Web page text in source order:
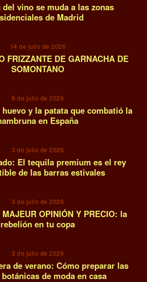
vino se muda a las zonas
de Madrid
14 de julio de 2026
FRIZZANTE DE GARNACHA DE
SOMONTANO
8 de julio de 2026
y la patata que combatió la
en España
3 de julio de 2026
El tequila premium es el rey
de las barras estivales
3 de julio de 2026
OPINIÓN Y PRECIO: la
rebelión en tu copa
3 de julio de 2026
de verano: Cómo preparar las
de moda en casa